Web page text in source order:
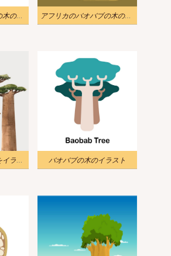
アフリカのバオバブの木のイラスト アフリカのバオバブの木のイラスト
動物とバボバブの木をイラストします。 バオバブの木のイラスト